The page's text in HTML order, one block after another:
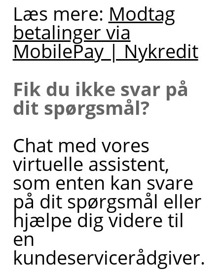
Læs mere: Modtag
betalinger via
MobilePay | Nykredit
Fik du ikke svar på
dit spørgsmål?
Chat med vores
virtuelle assistent,
som enten kan svare
på dit spørgsmål eller
hjælpe dig videre til
en
kundeservicerådgiver.
sætte dig
i kontakt
med en
kollegaer,
så du kan
ringet op.
Bliv
ringet
op af
en
kollega